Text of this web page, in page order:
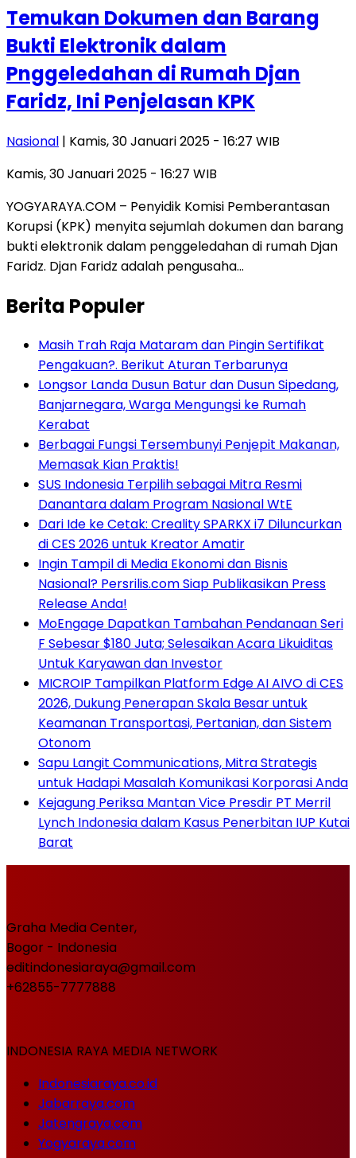
Temukan Dokumen dan Barang
Bukti Elektronik dalam
Pnggeledahan di Rumah Djan
Faridz, Ini Penjelasan KPK
Nasional | Kamis, 30 Januari 2025 - 16:27 WIB
Kamis, 30 Januari 2025 - 16:27 WIB
YOGYARAYA.COM – Penyidik Komisi Pemberantasan
Korupsi (KPK) menyita sejumlah dokumen dan barang
bukti elektronik dalam penggeledahan di rumah Djan
Faridz. Djan Faridz adalah pengusaha…
Berita Populer
Masih Trah Raja Mataram dan Pingin Sertifikat
Pengakuan?. Berikut Aturan Terbarunya
Longsor Landa Dusun Batur dan Dusun Sipedang,
Banjarnegara, Warga Mengungsi ke Rumah
Kerabat
Berbagai Fungsi Tersembunyi Penjepit Makanan,
Memasak Kian Praktis!
SUS Indonesia Terpilih sebagai Mitra Resmi
Danantara dalam Program Nasional WtE
Dari Ide ke Cetak: Creality SPARKX i7 Diluncurkan
di CES 2026 untuk Kreator Amatir
Ingin Tampil di Media Ekonomi dan Bisnis
Nasional? Persrilis.com Siap Publikasikan Press
Release Anda!
MoEngage Dapatkan Tambahan Pendanaan Seri
F Sebesar $180 Juta; Selesaikan Acara Likuiditas
Untuk Karyawan dan Investor
MICROIP Tampilkan Platform Edge AI AIVO di CES
2026, Dukung Penerapan Skala Besar untuk
Keamanan Transportasi, Pertanian, dan Sistem
Otonom
Sapu Langit Communications, Mitra Strategis
untuk Hadapi Masalah Komunikasi Korporasi Anda
Kejagung Periksa Mantan Vice Presdir PT Merril
Lynch Indonesia dalam Kasus Penerbitan IUP Kutai
Barat
Graha Media Center,
Bogor - Indonesia
editindonesiaraya@gmail.com
+62855-7777888
INDONESIA RAYA MEDIA NETWORK
Indonesiaraya.co.id
Jabarraya.com
Jatengraya.com
Yogyaraya.com